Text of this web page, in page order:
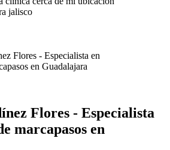
Flores - Especialista
marcapasos en